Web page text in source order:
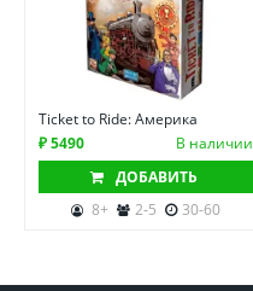
Ticket to Ride: Америка
₽ 5490
В наличии
ДОБАВИТЬ
8+
2-5 30-60